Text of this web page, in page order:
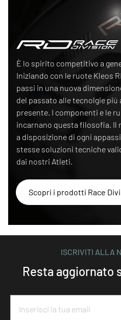
È lo spirito competitivo a
Iniziando con le ruote Kleos
passi in una nuova
del passato alle tecnolgie più
presente. I componenti e le
incarnano questa filosofia. Il
a disposizione di ogni
stesse soluzioni tecniche
dai nostri Atleti.
Scopri i prodotti Race
ISCRIVITI ALLA
Resta aggiornato